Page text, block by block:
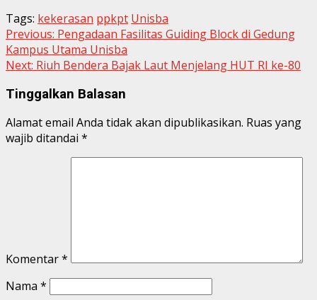
Tags: kekerasan ppkpt Unisba
Continue
Reading
Previous: Pengadaan Fasilitas Guiding Block di Gedung
Kampus Utama Unisba
Next: Riuh Bendera Bajak Laut Menjelang HUT RI ke-80
Tinggalkan Balasan
Alamat email Anda tidak akan dipublikasikan. Ruas yang
wajib ditandai *
Komentar*
Nama *